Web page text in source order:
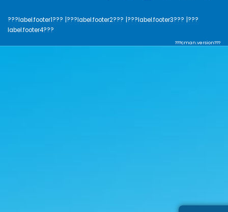
???label.footer1??? |???label.footer2??? |???label.footer3??? |???
label.footer4???
???cman.version???